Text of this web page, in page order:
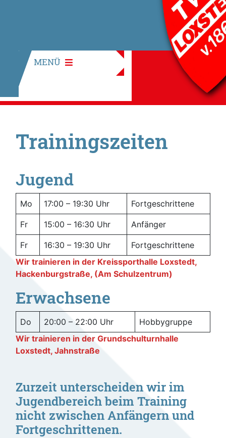
MENÜ
Trainingszeiten
Jugend
Mo 17:00 – 19:30 Uhr Fortgeschrittene
Fr 15:00 – 16:30 Uhr Anfänger
Fr 16:30 – 19:30 Uhr
Fortgeschrittene
Wir trainieren in der Kreissporthalle Loxstedt,
Hackenburgstraße, (Am Schulzentrum)
Erwachsene
Do 20:00 – 22:00 Uhr
Hobbygruppe
Wir trainieren in der Grundschulturnhalle
Loxstedt, Jahnstraße
Zurzeit unterscheiden wir im
Jugendbereich beim Training
nicht zwischen Anfängern und
Fortgeschrittenen.